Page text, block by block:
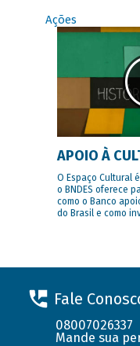
Ações
APOIO À
O Espaço Cultural
o BNDES oferece
como o Banco
do Brasil e como
Fale
08007026337
Mande sua